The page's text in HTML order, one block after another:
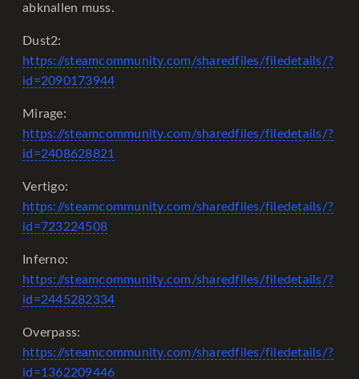
abknallen muss.
Dust2:
https://steamcommunity.com/sharedfiles/filedetails/?
id=2090173944
Mirage:
https://steamcommunity.com/sharedfiles/filedetails/?
id=2408628821
Vertigo:
https://steamcommunity.com/sharedfiles/filedetails/?
id=723224508
Inferno:
https://steamcommunity.com/sharedfiles/filedetails/?
id=2445282334
Overpass:
https://steamcommunity.com/sharedfiles/filedetails/?
id=1362209446